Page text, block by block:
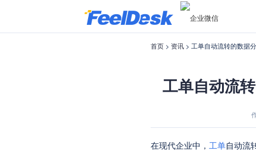
首页> 资讯> 工单自动流转的数据
工单自动流
在现代企业中， 工单自动流